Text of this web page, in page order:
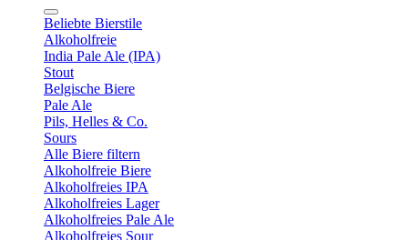
Beliebte Bierstile
Alkoholfreie
India Pale Ale (IPA)
Stout
Belgische Biere
Pale Ale
Pils, Helles & Co.
Sours
Alle Biere filtern
Alkoholfreie Biere
Alkoholfreies IPA
Alkoholfreies Lager
Alkoholfreies Pale Ale
Alkoholfreies Sour